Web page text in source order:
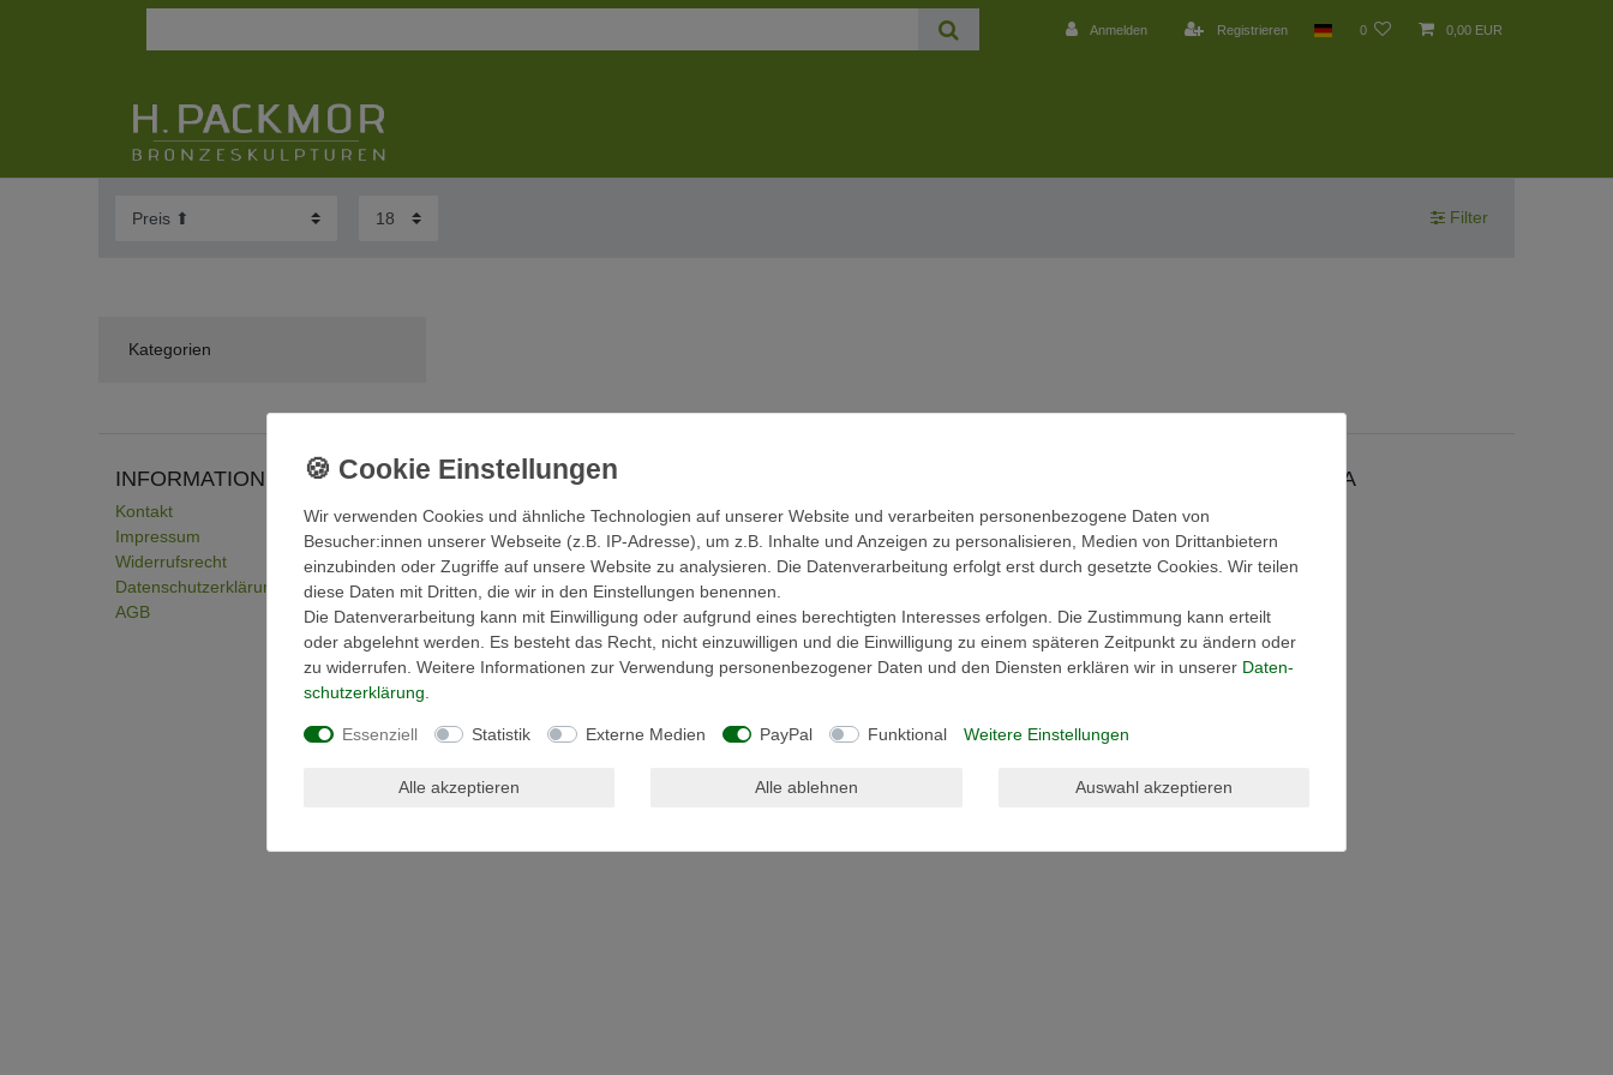
Anmelden Registrieren 0 0,00 EUR
Filter
Kategorien
INFORMATIONEN
Kontakt
Impressum
Widerrufsrecht
Daten­schutz­erklärung
AGB
HILFE UND SUPPORT
Zahlung und Versand
Support
Anmelden
Warenkorb anzeigen
Mein Wunschzettel
Hilfe
SOCIAL MEDIA
Facebook
Wir verwenden Cookies und ähnliche Technologien auf unserer Website und verarbeiten personenbezogene Daten von
Besucher:innen unserer Webseite (z.B. IP-Adresse), um z.B. Inhalte und Anzeigen zu personalisieren, Medien von Drittanbietern
einzubinden oder Zugriffe auf unsere Website zu analysieren. Die Datenverarbeitung erfolgt erst durch gesetzte Cookies. Wir teilen
diese Daten mit Dritten, die wir in den Einstellungen benennen.
Die Datenverarbeitung kann mit Einwilligung oder aufgrund eines berechtigten Interesses erfolgen. Die Zustimmung kann erteilt
oder abgelehnt werden. Es besteht das Recht, nicht einzuwilligen und die Einwilligung zu einem späteren Zeitpunkt zu ändern oder
zu widerrufen. Weitere Informationen zur Verwendung personenbezogener Daten und den Diensten erklären wir in unserer Daten­
schutz­erklärung
Essenziell Statistik Externe Medien PayPal Funktional Weitere Einstellungen
Alle akzeptieren Alle ablehnen Auswahl akzeptieren